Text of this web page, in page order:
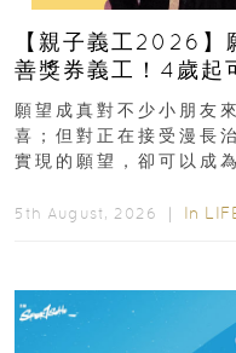
【親子義工2026
善獎券義工！4歲起
新界
願望成真對不少小朋友
喜；但對正在接受漫長
實現的願望，卻可以成
5th August, 2026 ｜ In